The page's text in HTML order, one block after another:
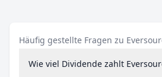
Häufig gestellte Fragen zu
Wie viel Dividende zahlt